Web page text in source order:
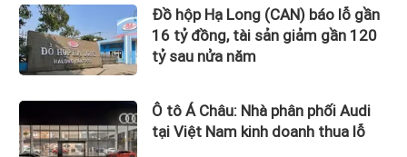
Đồ hộp Hạ Long (CAN) báo lỗ gần
16 tỷ đồng, tài sản giảm gần 120
tỷ sau nửa năm
Ô tô Á Châu: Nhà phân phối Audi
tại Việt Nam kinh doanh thua lỗ